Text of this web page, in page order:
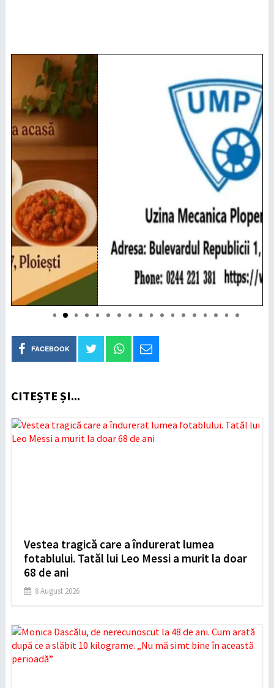
FACEBOOK
CITEȘTE ȘI...
Vestea tragică care a îndurerat lumea
fotablului. Tatăl lui Leo Messi a murit la doar
68 de ani
8 August 2026